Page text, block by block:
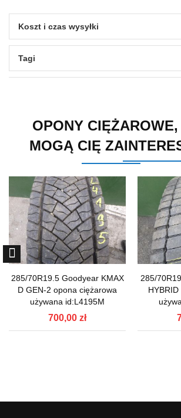
Koszt i czas wysyłki
Tagi
OPONY
MOGĄ CIĘ
285/70R19.5 Goodyear KMAX
D GEN-2 opona ciężarowa
używana id:L4195M
700,00 zł
285/